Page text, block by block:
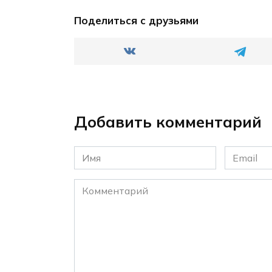
Поделиться с друзьями
Добавить комментарий
Имя
*
Email
*
Комментарий